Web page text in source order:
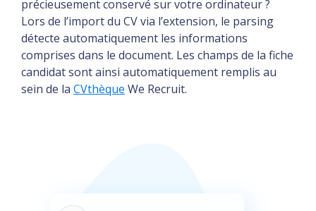
précieusement conservé sur votre ordinateur ?
Lors de l’import du CV via l’extension, le parsing
détecte automatiquement les informations
comprises dans le document. Les champs de la fiche
candidat sont ainsi automatiquement remplis au
sein de la CVthèque We Recruit.